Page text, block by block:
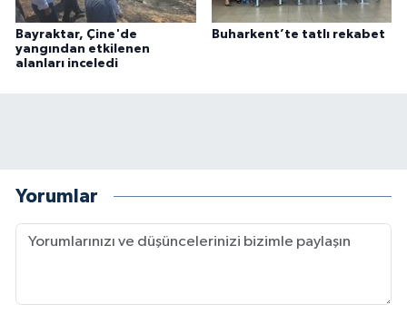
Bayraktar, Çine'de
yangından etkilenen
alanları inceledi
Buharkent’te tatlı rekabet
Yorumlar